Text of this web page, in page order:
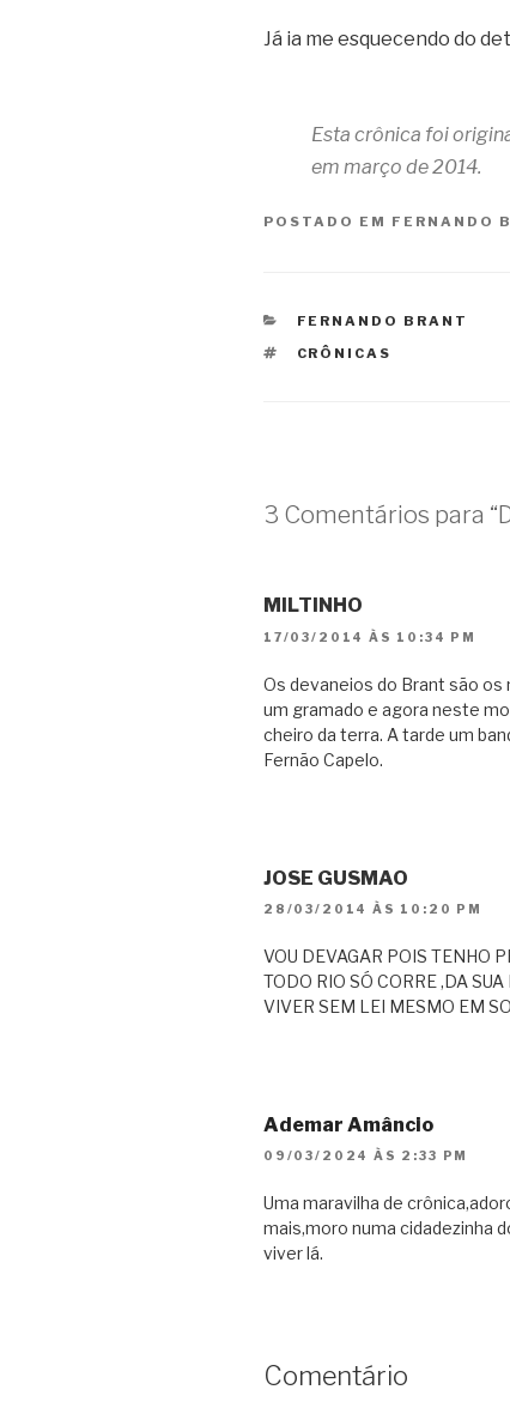
Já ia me esquecendo do
Esta crônica foi
em março de 2014.
POSTADO EM FERNANDO
CATEGORIAS
FERNANDO BRANT
TAGS
CRÔNICAS
3 Comentários para
MILTINHO
17/03/2014 ÀS 10:34 PM
Os devaneios do Brant são os
um gramado e agora neste
cheiro da terra. A tarde um
Fernão Capelo.
JOSE GUSMAO
28/03/2014 ÀS 10:20 PM
VOU DEVAGAR POIS TENHO
TODO RIO SÓ CORRE ,DA
VIVER SEM LEI MESMO EM
Ademar Amâncio
09/03/2024 ÀS 2:33 PM
Uma maravilha de
mais,moro numa cidadezinha
viver lá.
Comentário